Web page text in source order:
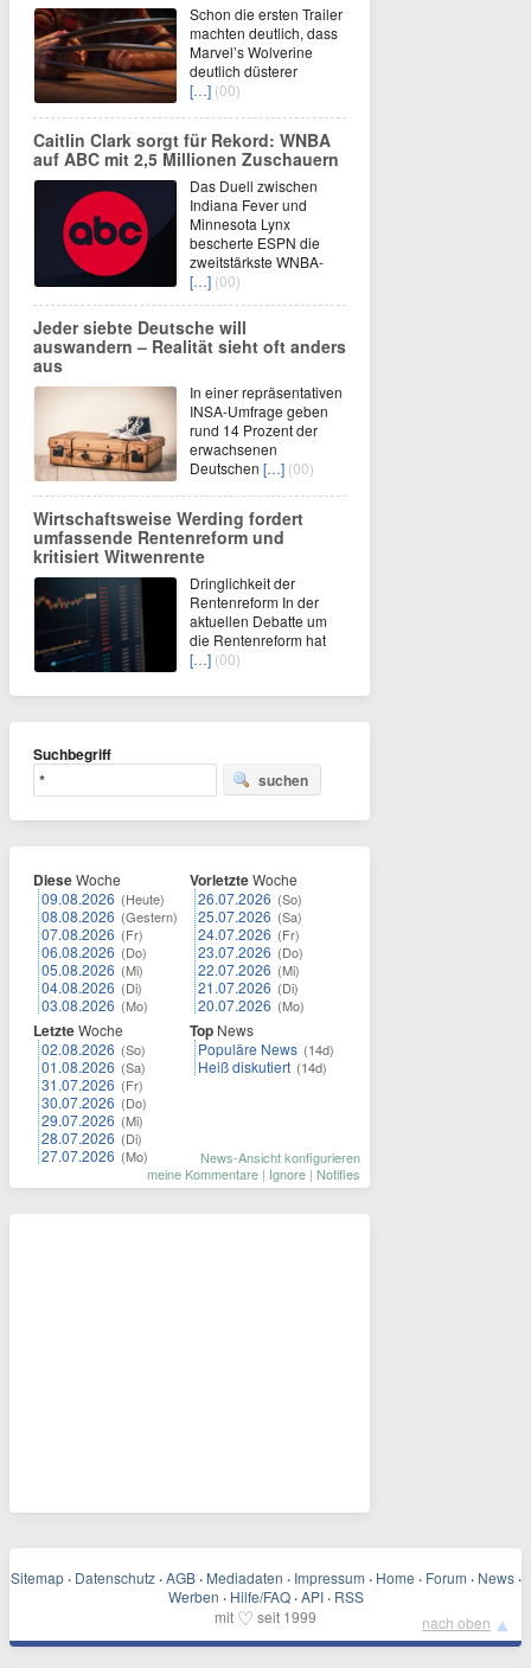
Schon die ersten Trailer
machten deutlich, dass
Marvel’s Wolverine
deutlich düsterer
[…] (00)
Caitlin Clark sorgt für Rekord: WNBA
auf ABC mit 2,5 Millionen Zuschauern
Das Duell zwischen
Indiana Fever und
Minnesota Lynx
bescherte ESPN die
zweitstärkste WNBA-
[…] (00)
Jeder siebte Deutsche will
auswandern – Realität sieht oft anders
aus
In einer repräsentativen
INSA-Umfrage geben
rund 14 Prozent der
erwachsenen
Deutschen […] (00)
Wirtschaftsweise Werding fordert
umfassende Rentenreform und
kritisiert Witwenrente
Dringlichkeit der
Rentenreform In der
aktuellen Debatte um
die Rentenreform hat
[…] (00)
Suchbegriff
suchen
DieseWoche
09.08.2026 (Heute)
08.08.2026 (Gestern)
07.08.2026 (Fr)
06.08.2026 (Do)
05.08.2026 (Mi)
04.08.2026 (Di)
03.08.2026 (Mo)
LetzteWoche
02.08.2026 (So)
01.08.2026 (Sa)
31.07.2026 (Fr)
30.07.2026 (Do)
29.07.2026 (Mi)
28.07.2026 (Di)
27.07.2026 (Mo)
VorletzteWoche
26.07.2026 (So)
25.07.2026 (Sa)
24.07.2026 (Fr)
23.07.2026 (Do)
22.07.2026 (Mi)
21.07.2026 (Di)
20.07.2026 (Mo)
Top News
Populäre News (14d)
Heiß diskutiert (14d)
News-Ansicht konfigurieren
meine Kommentare | Ignore | Notifies
Sitemap · Datenschutz · AGB · Mediadaten · Impressum · Home · Forum · News ·
Werben · Hilfe/FAQ · API · RSS
mit ♡ seit 1999 nach oben ▲